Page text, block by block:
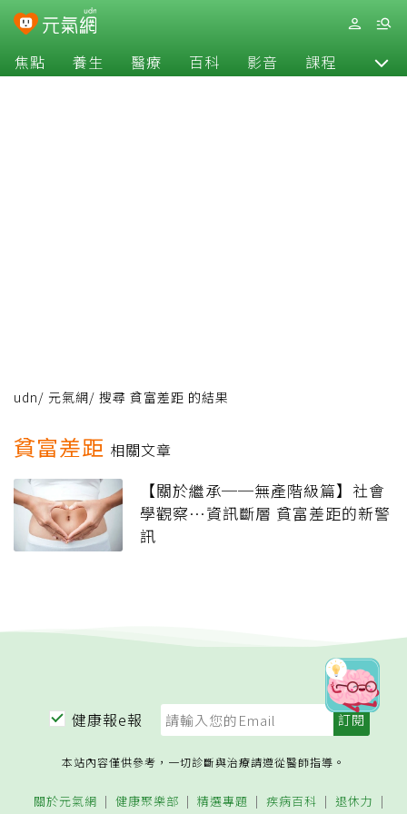
焦點 養生 醫療 百科 影音 課程 退休
udn/ 元氣網/ 搜尋 貧富差距 的結果
貧富差距 相關文章
【關於繼承──無產階級篇】社會
學觀察…資訊斷層 貧富差距的新警
訊
健康報e報
本站內容僅供參考，一切診斷與治療請遵從醫師指導。
關於元氣網 健康聚樂部 精選專題 疾病百科 退休力